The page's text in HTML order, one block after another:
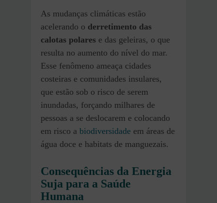
As mudanças climáticas estão
acelerando o derretimento das
calotas polares e das geleiras, o que
resulta no aumento do nível do mar.
Esse fenômeno ameaça cidades
costeiras e comunidades insulares,
que estão sob o risco de serem
inundadas, forçando milhares de
pessoas a se deslocarem e colocando
em risco a biodiversidade em áreas de
água doce e habitats de manguezais.
Consequências da Energia
Suja para a Saúde
Humana